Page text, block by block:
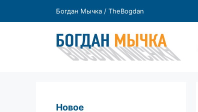
Богдан Мычка / TheBogdan
Новое